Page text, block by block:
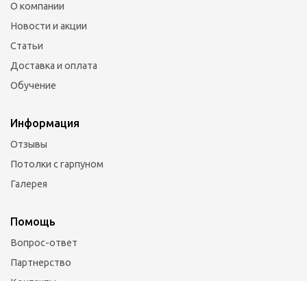
О компании
Новости и акции
Статьи
Доставка и оплата
Обучение
Информация
Отзывы
Потолки с гарпуном
Галерея
Помощь
Вопрос-ответ
Партнерство